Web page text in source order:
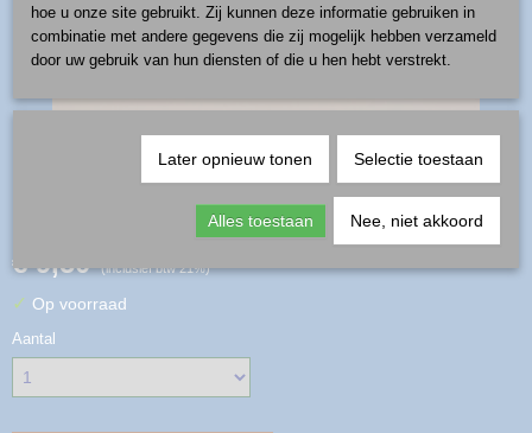
kat - patroon D55
€ 9,50 (inclusief btw 21%)
✓ Op voorraad
Aantal
hoe u onze site gebruikt. Zij kunnen deze informatie gebruiken in
combinatie met andere gegevens die zij mogelijk hebben verzameld
door uw gebruik van hun diensten of die u hen hebt verstrekt.
Later opnieuw tonen Selectie toestaan
Alles toestaan Nee, niet akkoord